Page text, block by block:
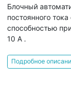
Блочный
постоянного
способностью
10 А .
Подробное